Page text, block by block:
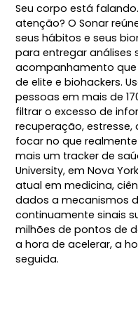
Seu corpo está
atenção? O Sonar
seus hábitos e seus
para entregar análises
acompanhamento
de elite e biohackers.
pessoas em mais de
filtrar o excesso de
recuperação,
focar no que
mais um tracker de
University, em Nova
atual em medicina,
dados a mecanismos
continuamente sinais
milhões de pontos de
a hora de acelerar, a
seguida.